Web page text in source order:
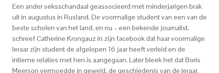
Een ander seksschandaal geassocieerd met minderjarigen brak
uit in augustus in Rusland. De voormalige student van een van de
beste scholen van het land, en nu – een bekende journalist,
schreef Catherine Krongauz in zijn facebook dat haar voormalige
leraar zijn student de afgelopen 16 jaar heeft verleid en de
intieme relaties met hen is aangegaan. Later bleek het dat Boris
Meerson vermoedde in geweld, de geschiedenis van de leraar.